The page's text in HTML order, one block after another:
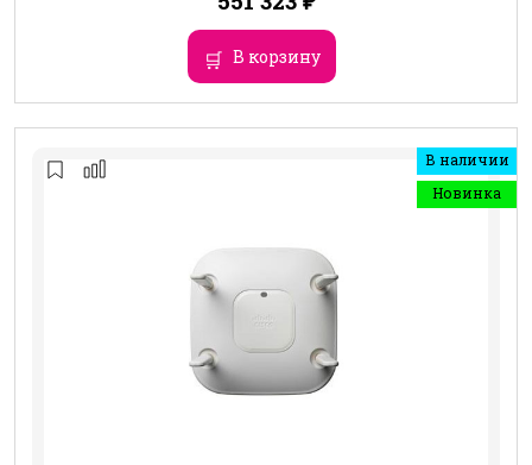
В корзину
В наличии
Новинка